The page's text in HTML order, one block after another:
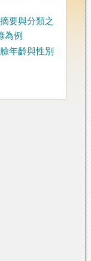
要與分類之
為例
年齡與性別